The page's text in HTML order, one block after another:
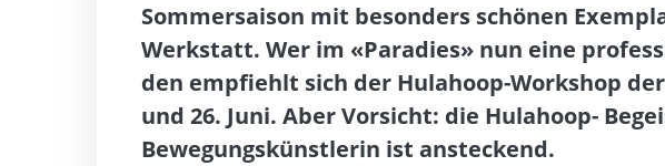
Sommersaison mit besonders schönen
Werkstatt. Wer im «Paradies» nun eine
den empfiehlt sich der Hulahoop-Workshop
und 26. Juni. Aber Vorsicht: die Hulahoop-
Bewegungskünstlerin ist ansteckend.